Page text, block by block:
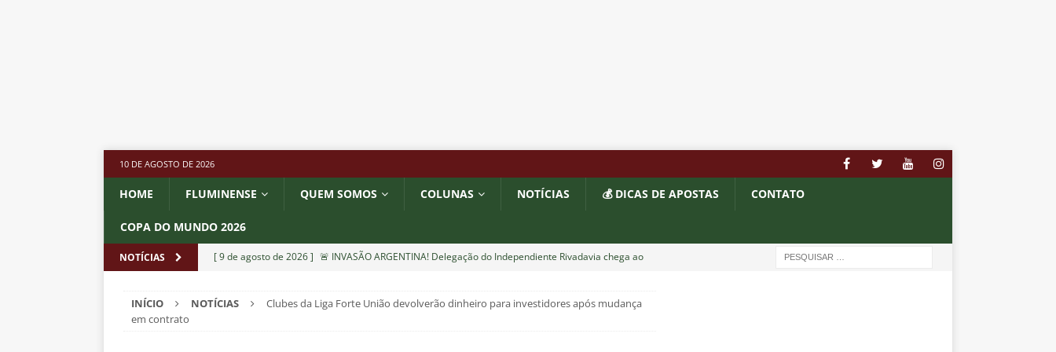
10 DE AGOSTO DE 2026
HOME FLUMINENSE QUEM SOMOS COLUNAS NOTÍCIAS 💰 DICAS DE APOSTAS CONTATO
COPA DO MUNDO 2026
NOTÍCIAS [ 9 de agosto de 2026 ] 🚨 INVASÃO ARGENTINA! Delegação do Independiente Rivadavia chega ao
[ 9 de agosto de 2026 ] 💣 GRAVE! Zé Colméia detalha como Flamengo teria articulado com
INÍCIO NOTÍCIAS
Clubes da Liga Forte União devolverão dinheiro para investidores após mudança
em contrato